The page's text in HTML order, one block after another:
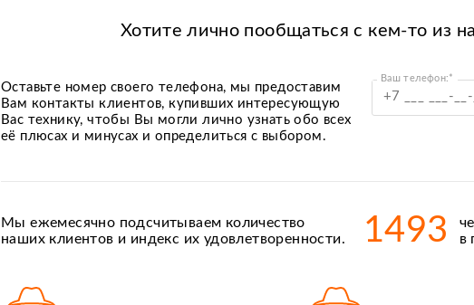
Хотите лично пообщаться с кем-то из
Оставьте номер своего телефона, мы предоставим
Вам контакты клиентов, купивших интересующую
Вас технику, чтобы Вы могли лично узнать обо всех
её плюсах и минусах и определиться с выбором.
Ваш телефон:*
Мы ежемесячно подсчитываем количество
наших клиентов и индекс их удовлетворенности.
1493
в